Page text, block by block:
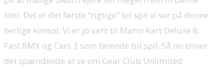
titel. Det er det første “rigtige” bil spil vi ser på denne
herlige konsol. Vi er jo vant til Mario Kart Deluxe 8,
Fast RMX og Cars 3 som førende bil spil. Så nu bliver
det spændende at se om Gear.Club Unlimited